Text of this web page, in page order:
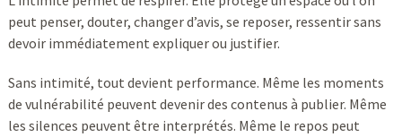
peut penser, douter, changer d’avis, se reposer, ressentir sans
devoir immédiatement expliquer ou justifier.
Sans intimité, tout devient performance. Même les moments
de vulnérabilité peuvent devenir des contenus à publier. Même
les silences peuvent être interprétés. Même le repos peut